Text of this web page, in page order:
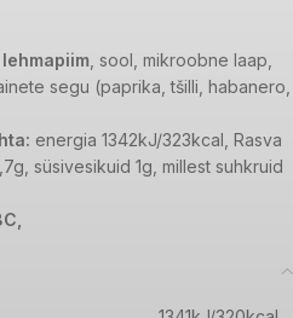
, sool, mikroobne laap,
segu (paprika, tšilli, habanero,
energia 1342kJ/323kcal, Rasva
süsivesikuid 1g, millest suhkruid